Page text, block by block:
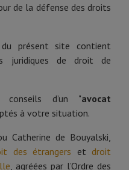
de la défense des droits
présent site contient
juridiques de droit de
d’un "avocat
à votre situation.
Catherine de Bouyalski,
des étrangers etdroit
, agréées par l’Ordre des